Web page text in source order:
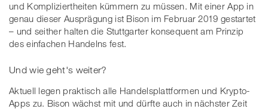
und Kompliziertheiten kümmern zu müssen. Mit einer App in
genau dieser Ausprägung ist Bison im Februar 2019 gestartet
– und seither halten die Stuttgarter konsequent am Prinzip
des einfachen Handelns fest.
Und wie geht's weiter?
Aktuell legen praktisch alle Handelsplattformen und Krypto-
Apps zu. Bison wächst mit und dürfte auch in nächster Zeit